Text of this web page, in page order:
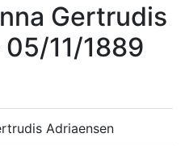
Gertrudis
11/1889
Adriaensen